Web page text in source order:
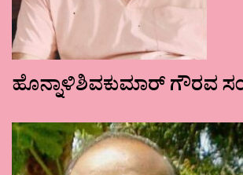
ಹೊನ್ನಾಳಿಶಿವಕುಮಾರ್ ಗೌರವ